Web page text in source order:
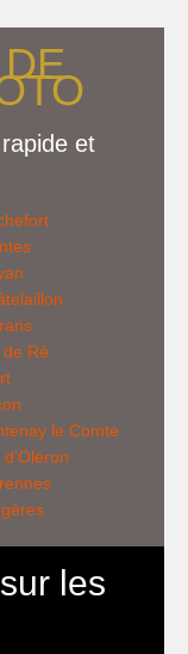
et
de Ré
le Comte
d’Oléron
les